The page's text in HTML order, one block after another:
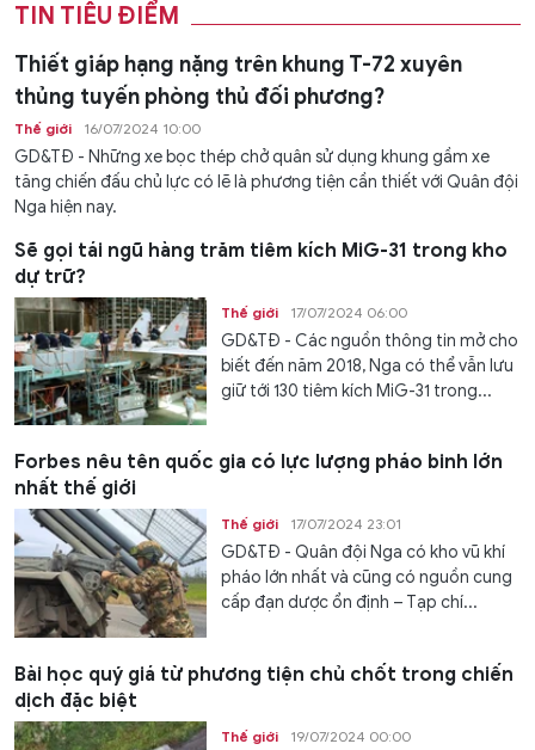
TIN TIÊU ĐIỂM
Thiết giáp hạng nặng trên khung T-72 xuyên
thủng tuyến phòng thủ đối phương?
Thế giới 16/07/2024 10:00
GD&TĐ - Những xe bọc thép chở quân sử dụng khung gầm xe
tăng chiến đấu chủ lực có lẽ là phương tiện cần thiết với Quân đội
Nga hiện nay.
Sẽ gọi tái ngũ hàng trăm tiêm kích MiG-31 trong kho
dự trữ?
Thế giới 17/07/2024 06:00
GD&TĐ - Các nguồn thông tin mở cho
biết đến năm 2018, Nga có thể vẫn lưu
giữ tới 130 tiêm kích MiG-31 trong...
Forbes nêu tên quốc gia có lực lượng pháo binh lớn
nhất thế giới
Thế giới 17/07/2024 23:01
GD&TĐ - Quân đội Nga có kho vũ khí
pháo lớn nhất và cũng có nguồn cung
cấp đạn dược ổn định – Tạp chí...
Bài học quý giá từ phương tiện chủ chốt trong chiến
dịch đặc biệt
Thế giới 19/07/2024 00:00